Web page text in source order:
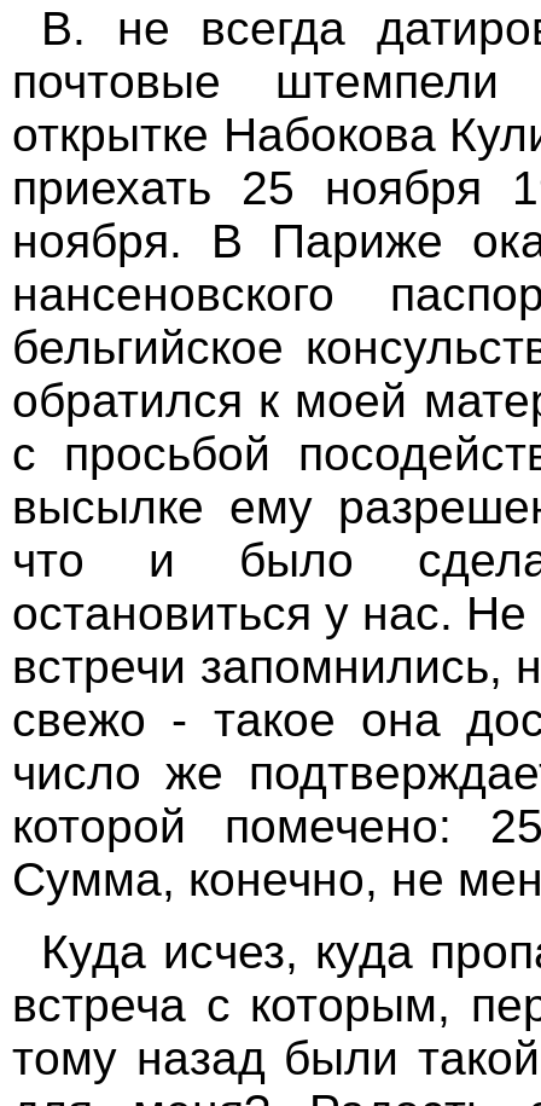
В. не всегда
почтовые
открытке Набокова
приехать 25 ноября
ноября. В Париже
нансеновского
бельгийское
обратился к моей
с просьбой
высылке ему
что и было
остановиться у нас.
встречи запомнились,
свежо - такое она
число же
которой помечено:
Сумма, конечно, не
Куда исчез, куда
встреча с которым,
тому назад были